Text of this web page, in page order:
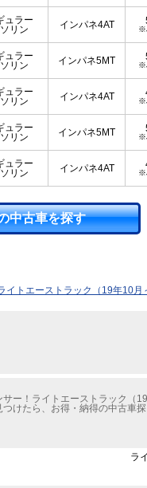
ュラー
リン
インパネ4AT
ュラー
リン
インパネ5MT
ュラー
リン
インパネ4AT
ュラー
リン
インパネ5MT
ュラー
リン
インパネ4AT
中古車を探す
イトエーストラック（19年10
ー！ライトエーストラック（
けたら、お得・納得の中古
ラ